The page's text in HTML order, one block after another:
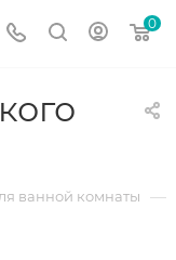
0
ванной комнаты —